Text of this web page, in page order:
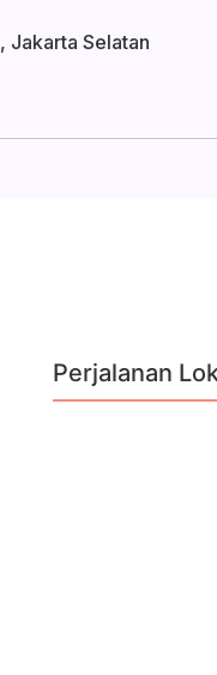
Jakarta Selatan
Perjalanan